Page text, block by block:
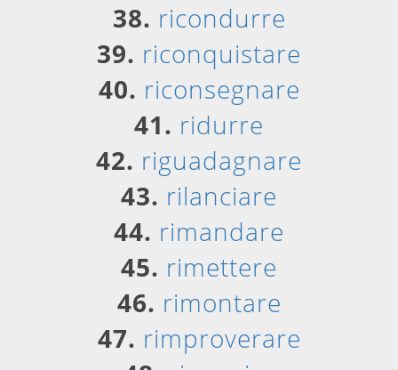
38. ricondurre
39. riconquistare
40. riconsegnare
41. ridurre
42. riguadagnare
43. rilanciare
44. rimandare
45. rimettere
46. rimontare
47. rimproverare